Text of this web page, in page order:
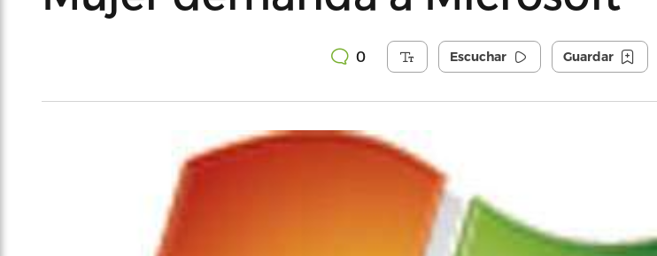
0 Escuchar Guardar